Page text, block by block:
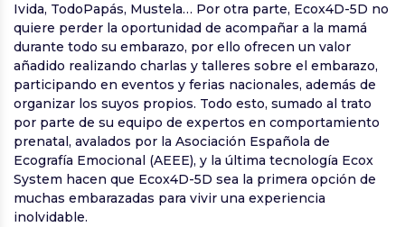
Ivida, TodoPapás, Mustela… Por otra parte, Ecox4D-5D no
quiere perder la oportunidad de acompañar a la mamá
durante todo su embarazo, por ello ofrecen un valor
añadido realizando charlas y talleres sobre el embarazo,
participando en eventos y ferias nacionales, además de
organizar los suyos propios. Todo esto, sumado al trato
por parte de su equipo de expertos en comportamiento
prenatal, avalados por la Asociación Española de
Ecografía Emocional (AEEE), y la última tecnología Ecox
System hacen que Ecox4D-5D sea la primera opción de
muchas embarazadas para vivir una experiencia
inolvidable.